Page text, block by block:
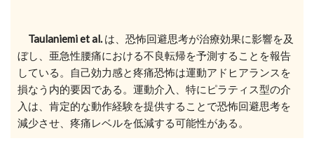
Taulaniemi et al. は、恐怖回避思考が治療効果に影響を及
ぼし、亜急性腰痛における不良転帰を予測することを報告
している。自己効力感と疼痛恐怖は運動アドヒアランスを
損なう内的要因である。運動介入、特にピラティス型の介
入は、肯定的な動作経験を提供することで恐怖回避思考を
減少させ、疼痛レベルを低減する可能性がある。